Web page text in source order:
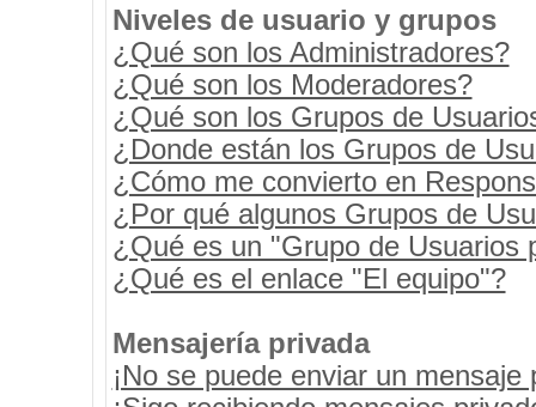
Niveles de usuario y grupos
¿Qué son los Administradores?
¿Qué son los Moderadores?
¿Qué son los Grupos de
¿Donde están los Grupos de
¿Cómo me convierto en
¿Por qué algunos Grupos de
¿Qué es un "Grupo de Usuarios
¿Qué es el enlace "El equipo"?
Mensajería privada
¡No se puede enviar un mensaje